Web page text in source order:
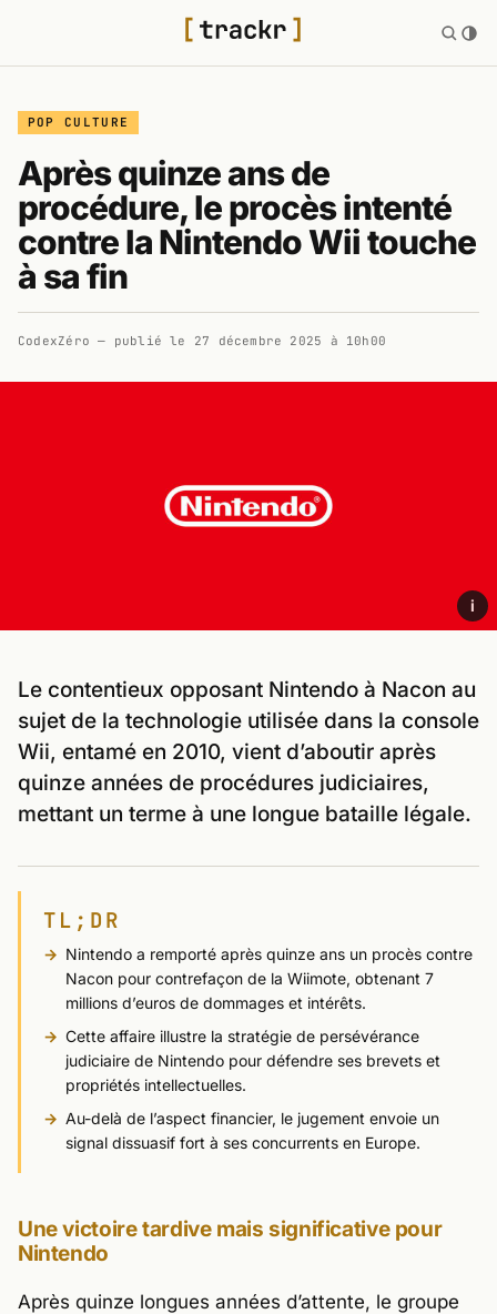
POP CULTURE
Après quinze ans de
procédure, le procès intenté
contre la Nintendo Wii touche
à sa fin
CodexZéro — publié le 27 décembre 2025 à 10h00
i
Le contentieux opposant Nintendo à Nacon au
sujet de la technologie utilisée dans la console
Wii, entamé en 2010, vient d’aboutir après
quinze années de procédures judiciaires,
mettant un terme à une longue bataille légale.
TL;DR
Nintendo a remporté après quinze ans un procès contre
Nacon pour contrefaçon de la Wiimote, obtenant 7
millions d’euros de dommages et intérêts.
Cette affaire illustre la stratégie de persévérance
judiciaire de Nintendo pour défendre ses brevets et
propriétés intellectuelles.
Au-delà de l’aspect financier, le jugement envoie un
signal dissuasif fort à ses concurrents en Europe.
Une victoire tardive mais significative pour
Nintendo
Après quinze longues années d’attente, le groupe